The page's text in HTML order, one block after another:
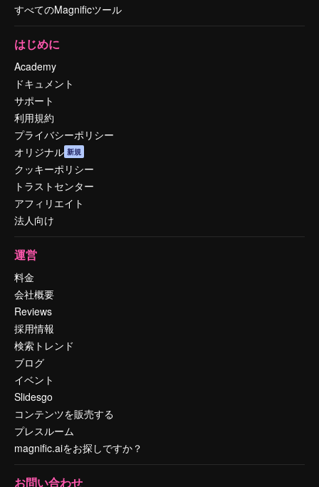
すべてのMagnificツール
はじめに
Academy
ドキュメント
サポート
利用規約
プライバシーポリシー
オリジナル 新規
クッキーポリシー
トラストセンター
アフィリエイト
法人向け
運営
料金
会社概要
Reviews
採用情報
検索トレンド
ブログ
イベント
Slidesgo
コンテンツを販売する
プレスルーム
magnific.aiをお探しですか？
お問い合わせ